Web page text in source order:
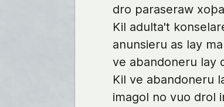
dro paraseraw
Kil adulta't
anunsieru as lay
ve abandoneru lay
Kil ve abandoneru
imagol no vuo drol